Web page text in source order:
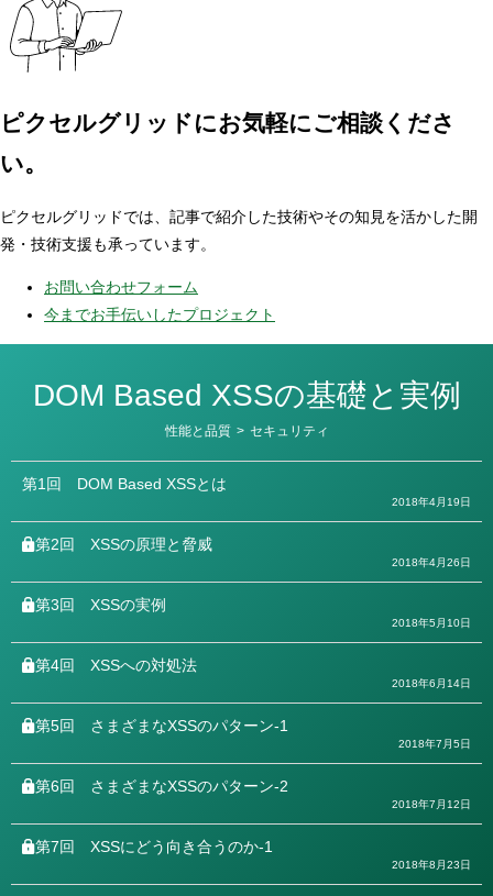
ピクセルグリッドにお気軽にご相談くださ
い。
ピクセルグリッドでは、記事で紹介した技術やその知見を活かした開
発・技術支援も承っています。
お問い合わせフォーム
今までお手伝いしたプロジェクト
DOM Based XSSの基礎と実例
カ
ゴ
リ
ー
性能と品質 > セキュリティ
第1回 DOM Based XSSとは
2018年4月19日
第2回 XSSの原理と脅威
2018年4月26日
第3回 XSSの実例
2018年5月10日
第4回 XSSへの対処法
2018年6月14日
第5回 さまざまなXSSのパターン-1
2018年7月5日
第6回 さまざまなXSSのパターン-2
2018年7月12日
第7回 XSSにどう向き合うのか-1
2018年8月23日